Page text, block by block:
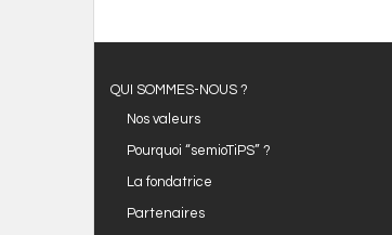
QUI SOMMES-NOUS ?
Nos valeurs
Pourquoi “semioTiPS” ?
La fondatrice
Partenaires